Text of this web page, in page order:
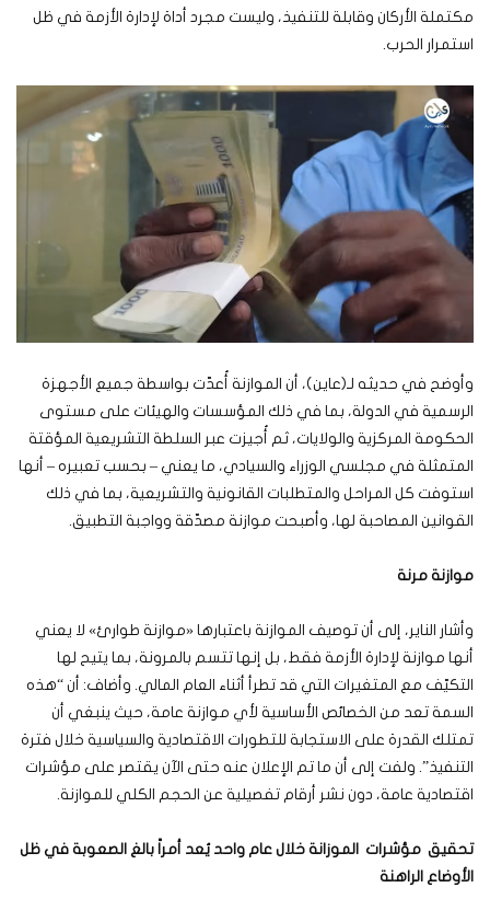
مكتملة الأركان وقابلة للتنفيذ، وليست مجرد أداة لإدارة الأزمة في ظل
استمرار الحرب.
وأوضح في حديثه لـ(عاين)، أن الموازنة أُعدّت بواسطة جميع الأجهزة
الرسمية في الدولة، بما في ذلك المؤسسات والهيئات على مستوى
الحكومة المركزية والولايات، ثم أُجيزت عبر السلطة التشريعية المؤقتة
المتمثلة في مجلسي الوزراء والسيادي، ما يعني – بحسب تعبيره – أنها
استوفت كل المراحل والمتطلبات القانونية والتشريعية، بما في ذلك
القوانين المصاحبة لها، وأصبحت موازنة مصدّقة وواجبة التطبيق.
موازنة مرنة
وأشار الناير، إلى أن توصيف الموازنة باعتبارها «موازنة طوارئ» لا يعني
أنها موازنة لإدارة الأزمة فقط، بل إنها تتسم بالمرونة، بما يتيح لها
التكيّف مع المتغيرات التي قد تطرأ أثناء العام المالي. وأضاف: أن “هذه
السمة تعد من الخصائص الأساسية لأي موازنة عامة، حيث ينبغي أن
تمتلك القدرة على الاستجابة للتطورات الاقتصادية والسياسية خلال فترة
التنفيذ”. ولفت إلى أن ما تم الإعلان عنه حتى الآن يقتصر على مؤشرات
اقتصادية عامة، دون نشر أرقام تفصيلية عن الحجم الكلي للموازنة.
تحقيق مؤشرات الموزانة خلال عام واحد يُعد أمراً بالغ الصعوبة في ظل
الأوضاع الراهنة